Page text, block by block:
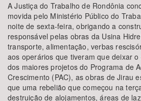
A Justiça do Trabalho de Rondônia
movida pelo Ministério Público do
noite de sexta-feira, obrigando a
responsável pelas obras da Usina
transporte, alimentação, verbas
aos operários que tiveram que deixar
dos maiores projetos do Programa de
Crescimento (PAC), as obras de Jirau
que uma rebelião que começou na
destruição de alojamentos, áreas de